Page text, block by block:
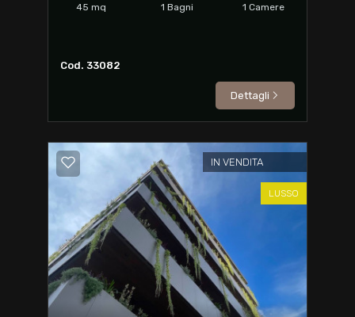
45 mq 1 Bagni 1 Camere
Cod. 33082
Dettagli
IN VENDITA
LUSSO